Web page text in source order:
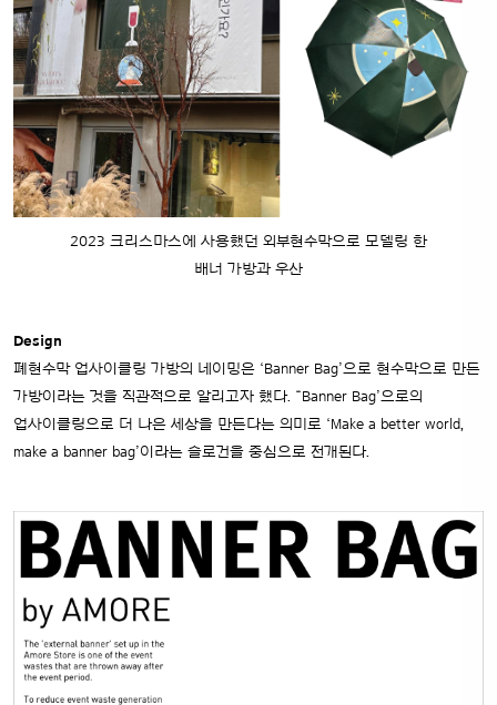
2023 크리스마스에 사용했던 외부현수막으로 모델링 한
배너 가방과 우산
Design
폐현수막 업사이클링 가방의 네이밍은 ‘Banner Bag’으로 현수막으로 만든
가방이라는 것을 직관적으로 알리고자 했다. “Banner Bag’으로의
업사이클링으로 더 나은 세상을 만든다는 의미로 ‘Make a better world,
make a banner bag’이라는 슬로건을 중심으로 전개된다.